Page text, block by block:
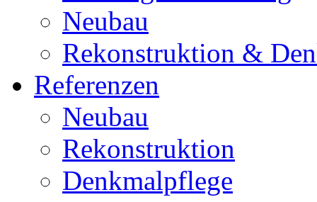
Neubau
Rekonstruktion &
Referenzen
Neubau
Rekonstruktion
Denkmalpflege